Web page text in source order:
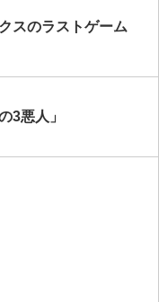
スのラストゲーム
3悪人」